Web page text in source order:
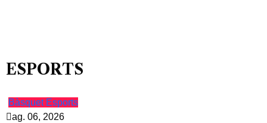
ESPORTS
Bàsquet Esports
ag. 06, 2026